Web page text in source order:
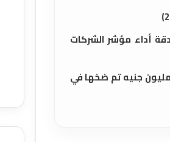
أداء مؤشر الشركات
ونجح الصندوق خلال عامه الأول في جذب استثمارات قُدّرت بنحو 750 مليون جنيه تم ضخها في